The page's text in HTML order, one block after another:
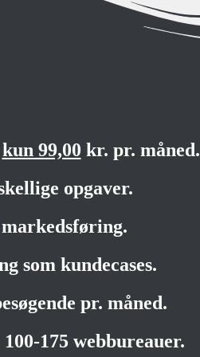
kun 99,00 kr. pr. måned.
opgaver.
som kundecases.
pr. måned.
175 webbureauer.